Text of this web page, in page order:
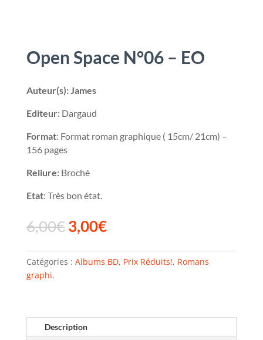
Open Space N°06 – EO
Auteur(s): James
Editeur: Dargaud
Format: Format roman graphique ( 15cm/ 21cm) –
156 pages
Reliure:Broché
Etat: Très bon état.
6,00€3,00€
Catégories : Albums BD, Prix Réduits!, Romans
graphi.
Description